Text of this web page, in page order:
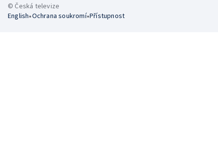
© Česká televize
English•Ochrana soukromí•Přístupnost